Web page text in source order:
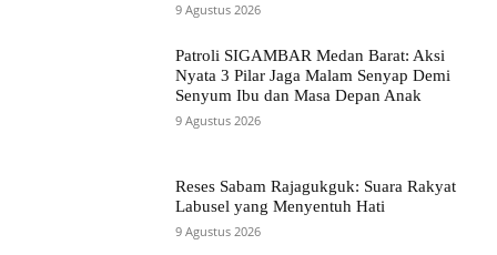
9 Agustus 2026
Patroli SIGAMBAR Medan Barat: Aksi
Nyata 3 Pilar Jaga Malam Senyap Demi
Senyum Ibu dan Masa Depan Anak
9 Agustus 2026
Reses Sabam Rajagukguk: Suara Rakyat
Labusel yang Menyentuh Hati
9 Agustus 2026